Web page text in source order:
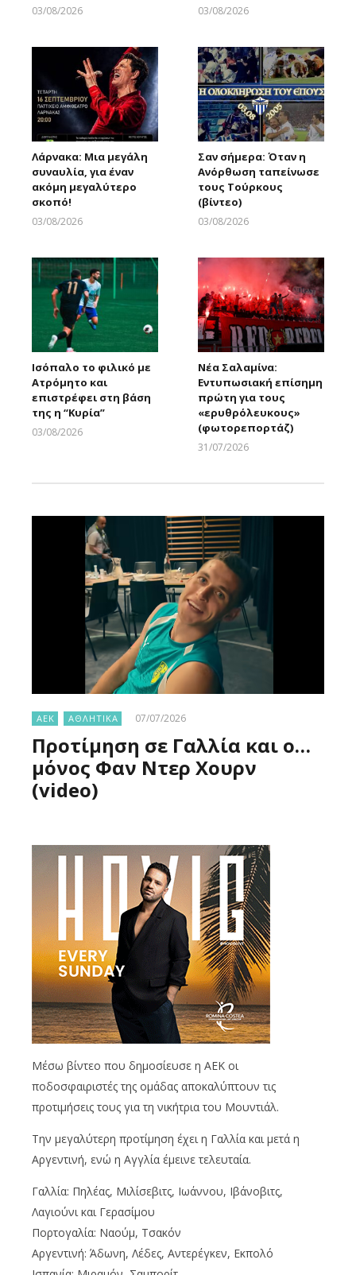
03/08/2026
03/08/2026
Λάρνακα: Μια μεγάλη
συναυλία, για έναν
ακόμη μεγαλύτερο
σκοπό!
03/08/2026
Σαν σήμερα: Όταν η
Ανόρθωση ταπείνωσε
τους Τούρκους
(βίντεο)
03/08/2026
Ισόπαλο το φιλικό με
Ατρόμητο και
επιστρέφει στη βάση
της η “Κυρία”
03/08/2026
Νέα Σαλαμίνα:
Εντυπωσιακή επίσημη
πρώτη για τους
«ερυθρόλευκους»
(φωτορεπορτάζ)
31/07/2026
ΑΕΚ ΑΘΛΗΤΙΚΑ 07/07/2026
Προτίμηση σε Γαλλία και ο…
μόνος Φαν Ντερ Χουρν
(video)
Μέσω βίντεο που δημοσίευσε η ΑΕΚ οι
ποδοσφαιριστές της ομάδας αποκαλύπτουν τις
προτιμήσεις τους για τη νικήτρια του Μουντιάλ.
Την μεγαλύτερη προτίμηση έχει η Γαλλία και μετά η
Αργεντινή, ενώ η Αγγλία έμεινε τελευταία.
Γαλλία: Πηλέας, Μιλίσεβιτς, Ιωάννου, Ιβάνοβιτς,
Λαγιούνι και Γερασίμου
Πορτογαλία: Ναούμ, Τσακόν
Αργεντινή: Άδωνη, Λέδες, Αντερέγκεν, Εκπολό